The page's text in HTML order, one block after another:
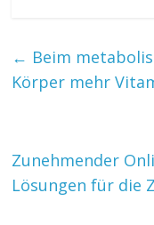
← Beim
Körper mehr
Zunehmender
Lösungen für die